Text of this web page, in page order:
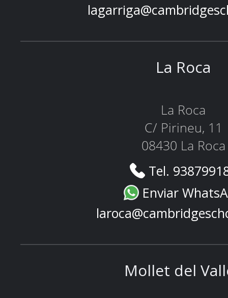
La Roca
La Roca
C/ Pirineu, 11
08430 La Roca
Tel.
Enviar
Mollet del